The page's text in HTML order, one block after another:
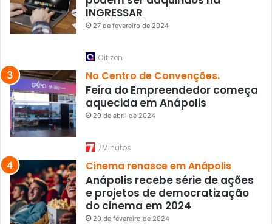
INGRESSAR
27 de fevereiro de 2024
Citizen
No Centro de Convenções.
Feira do Empreendedor começa
aquecida em Anápolis
29 de abril de 2024
7Minutos
Cinema renasce em Anápolis
Anápolis recebe série de ações
e projetos de democratização
do cinema em 2024
20 de fevereiro de 2024